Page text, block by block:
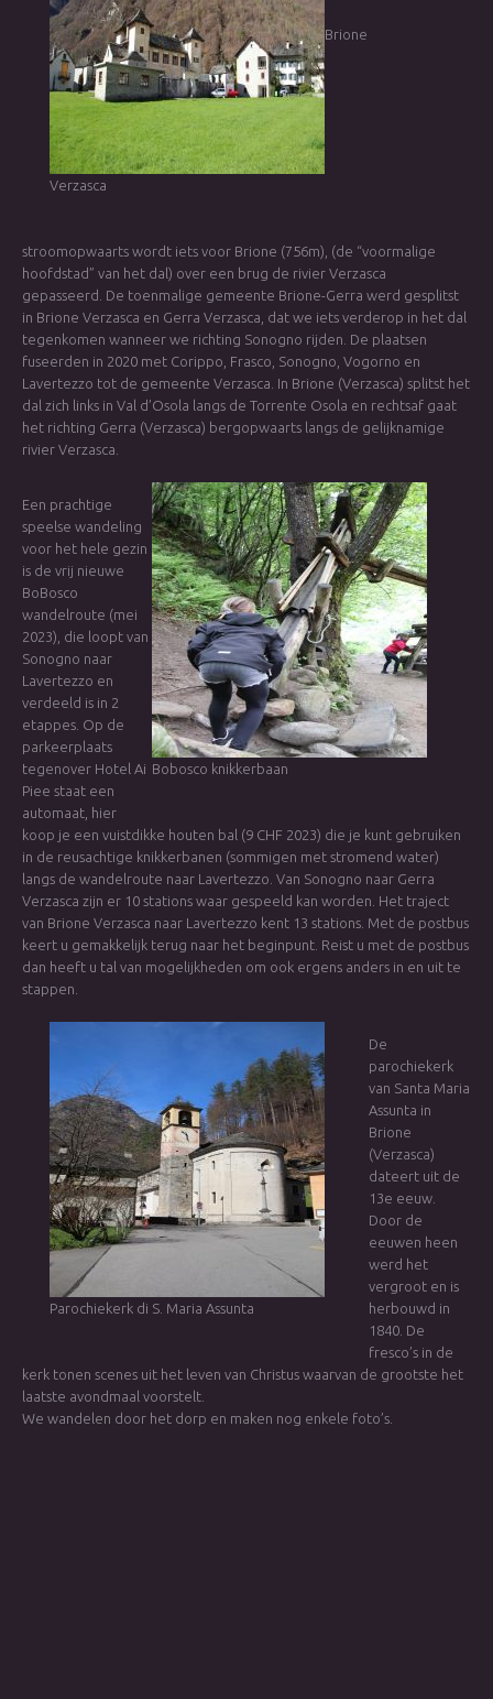
Brione
Verzasca
stroomopwaarts wordt iets voor Brione (756m), (de “voormalige
hoofdstad” van het dal) over een brug de rivier Verzasca
gepasseerd. De toenmalige gemeente Brione-Gerra werd gesplitst
in Brione Verzasca en Gerra Verzasca, dat we iets verderop in het dal
tegenkomen wanneer we richting Sonogno rijden. De plaatsen
fuseerden in 2020 met Corippo, Frasco, Sonogno, Vogorno en
Lavertezzo tot de gemeente Verzasca. In Brione (Verzasca) splitst het
dal zich links in Val d’Osola langs de Torrente Osola en rechtsaf gaat
het richting Gerra (Verzasca) bergopwaarts langs de gelijknamige
rivier Verzasca.
Bobosco knikkerbaan
Een prachtige
speelse wandeling
voor het hele gezin
is de vrij nieuwe
BoBosco
wandelroute (mei
2023), die loopt van
Sonogno naar
Lavertezzo en
verdeeld is in 2
etappes. Op de
parkeerplaats
tegenover Hotel Ai
Piee staat een
automaat, hier
koop je een vuistdikke houten bal (9 CHF 2023) die je kunt gebruiken
in de reusachtige knikkerbanen (sommigen met stromend water)
langs de wandelroute naar Lavertezzo. Van Sonogno naar Gerra
Verzasca zijn er 10 stations waar gespeeld kan worden. Het traject
van Brione Verzasca naar Lavertezzo kent 13 stations. Met de postbus
keert u gemakkelijk terug naar het beginpunt. Reist u met de postbus
dan heeft u tal van mogelijkheden om ook ergens anders in en uit te
stappen.
Parochiekerk di S. Maria Assunta
De
parochiekerk
van Santa Maria
Assunta in
Brione
(Verzasca)
dateert uit de
13e eeuw.
Door de
eeuwen heen
werd het
vergroot en is
herbouwd in
1840. De
fresco’s in de
kerk tonen scenes uit het leven van Christus waarvan de grootste het
laatste avondmaal voorstelt.
We wandelen door het dorp en maken nog enkele foto’s.